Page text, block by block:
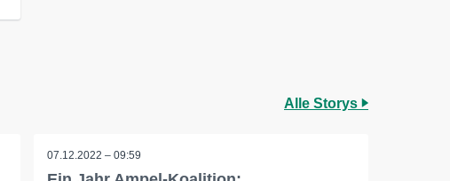
Alle Storys
07.12.2022 – 09:59